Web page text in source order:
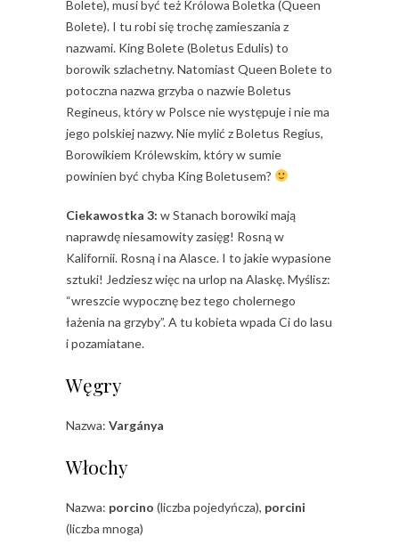
Bolete), musi być też Królowa Boletka (Queen
Bolete). I tu robi się trochę zamieszania z
nazwami. King Bolete (Boletus Edulis) to
borowik szlachetny. Natomiast Queen Bolete to
potoczna nazwa grzyba o nazwie Boletus
Regineus, który w Polsce nie występuje i nie ma
jego polskiej nazwy. Nie mylić z Boletus Regius,
Borowikiem Królewskim, który w sumie
powinien być chyba King Boletusem?
Ciekawostka 3: w Stanach borowiki mają
naprawdę niesamowity zasięg! Rosną w
Kalifornii. Rosną i na Alasce. I to jakie wypasione
sztuki! Jedziesz więc na urlop na Alaskę. Myślisz:
“wreszcie wypocznę bez tego cholernego
łażenia na grzyby”. A tu kobieta wpada Ci do lasu
i pozamiatane.
Węgry
Nazwa: Vargánya
Włochy
Nazwa: porcino (liczba pojedyńcza), porcini
(liczba mnoga)